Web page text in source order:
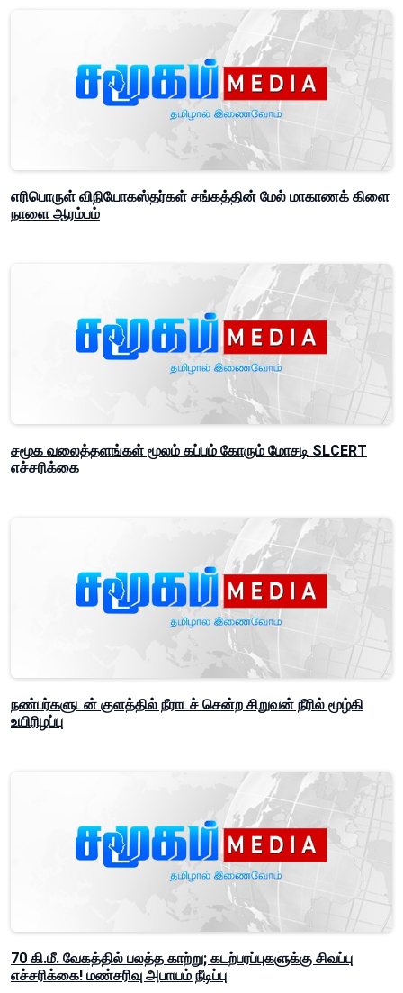
எரிபொருள் விநியோகஸ்தர்கள் சங்கத்தின் மேல் மாகாணக் கிளை
நாளை ஆரம்பம்
சமூக வலைத்தளங்கள் மூலம் கப்பம் கோரும் மோசடி SLCERT
எச்சரிக்கை
நண்பர்களுடன் குளத்தில் நீராடச் சென்ற சிறுவன் நீரில் மூழ்கி
உயிரிழப்பு
70 கி.மீ. வேகத்தில் பலத்த காற்று; கடற்பரப்புகளுக்கு சிவப்பு
எச்சரிக்கை! மண்சரிவு அபாயம் நீடிப்பு